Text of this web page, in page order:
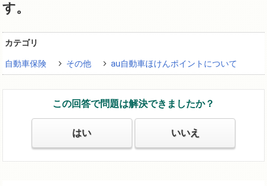
す。
カテゴリ
自動車保険 その他 au自動車ほけんポイントについて
この回答で問題は解決できましたか？
はい いいえ